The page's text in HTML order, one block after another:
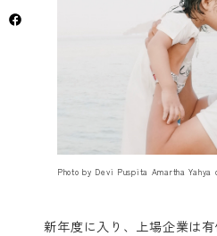
Photo by Devi Puspita Amartha Yahya
新年度に入り、上場企業は